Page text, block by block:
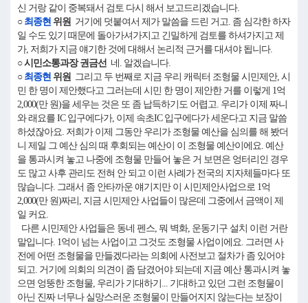
신 거랑 같이 중복돼서 검토 다시 해서 보고드리겠습니다.
○ 최종현 위원 거기에 덧붙여서 제가 말씀을 드린 거고. 좀 심각한 하자
일 수도 있기 때문에 돌아가셔가지고 긴밀하게 검토를 하셔가지고 제
가, 저희가 지금 얘기한 것에 대해서 논리적 근거를 대셔야 됩니다.
○ 시민소통과장 권금선 네. 알겠습니다.
○ 최종현 위원 그리고 두 번째로 지금 우리 캐릭터 조형물 시민제안, 시
민 한 명이 제안했다고 그러는데 시민 한 명이 제안한 거를 이렇게 1억
2,000(만 원)을 세우는 것은 또 좀 납득하기도 어렵고. 우리가 이제 짜니
와 래요를 IC 입구에다가, 이제 속초IC 입구에다가 세운다고 지금 말씀
하셨잖아요. 저희가 이제 그동안 우리가 조형물 예산을 심의를 해 봤더
니 제일 그 예산 심의 때 후회되는 예산이 이 조형물 예산이에요. 예산
을 통과시켜 놓고 나중에 조형물 만들어 놓은 거 보면은 엉터리인 경우
도 많고 사후 관리도 전혀 안 되고 이런 사례가 전국의 지자체들마다 또
많습니다. 그래서 좀 안타까운 얘기지만 이 시민제안사업으로 1억
2,000(만 원)짜리, 지금 시민제안 사업들이 많은데 그중에서 금액이 제
일 커요.
다른 시민제안 사업들은 동네 펜스, 뭐 벽화, 운동기구 설치 이런 거란
말입니다. 1억이 넘는 사업이고 그것도 조형물 사업이에요. 그러면 사
전에 어떤 조형물을 만들겠다라는 의회에 사전보고 절차가 좀 있어야
되고. 거기에 의회의 의견이 좀 담겼어야 되는데 지금 예산 통과시켜 놓
으면 엉뚱한 조형물, 우리가 기대하기... 기대하고 있던 그런 조형물이
아닌 진짜 너무나 실망스러운 조형물이 만들어지지 않는다는 보장이